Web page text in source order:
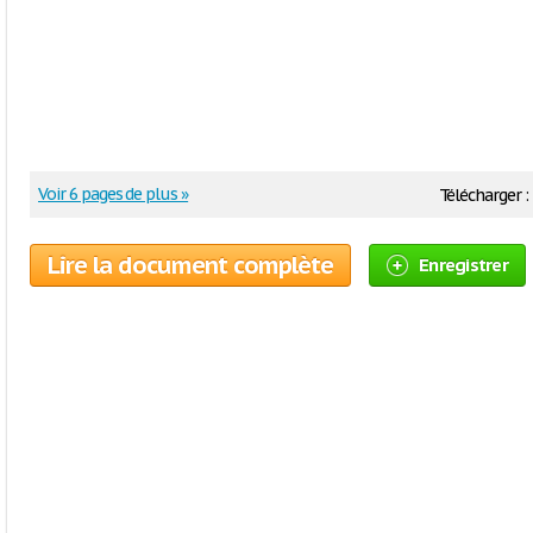
Télécharger :
Voir 6 pages de plus »
Lire la document complète Enregistrer